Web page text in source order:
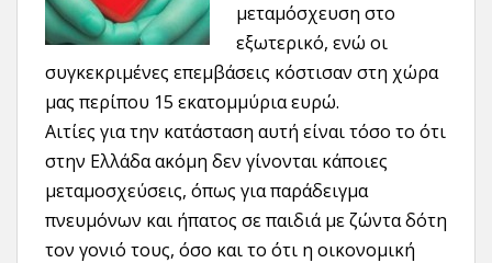
μεταμόσχευση στο
εξωτερικό, ενώ οι
συγκεκριμένες επεμβάσεις κόστισαν στη χώρα
μας περίπου 15 εκατομμύρια ευρώ.
Αιτίες για την κατάσταση αυτή είναι τόσο το ότι
στην Ελλάδα ακόμη δεν γίνονται κάποιες
μεταμοσχεύσεις, όπως για παράδειγμα
πνευμόνων και ήπατος σε παιδιά με ζώντα δότη
τον γονιό τους, όσο και το ότι η οικονομική